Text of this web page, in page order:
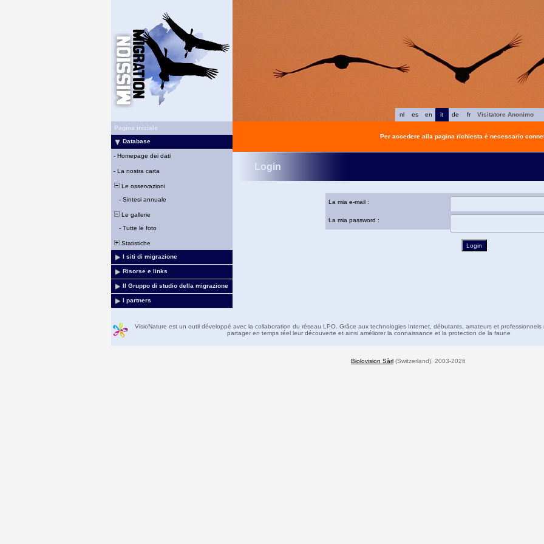
fr
de
it
en
es
nl
Visitatore Anonimo
Pagina iniziale
Database
- Homepage dei dati
- La nostra carta
Le osservazioni
- Sintesi annuale
Le gallerie
- Tutte le foto
Statistiche
I siti di migrazione
Risorse e links
Il Gruppo di studio della migrazione
I partners
Per accedere alla pagina richiesta è necessario
Login
La mia e-mail :
La mia password :
VisioNature est un outil développé avec la collaboration du réseau LPO. Grâce aux technologies Internet, débutants, amateurs et professionnels
partager en temps réel leur découverte et ainsi améliorer la connaissance et la protection de la faune
Biolovision Sàrl (Switzerland), 2003-2026